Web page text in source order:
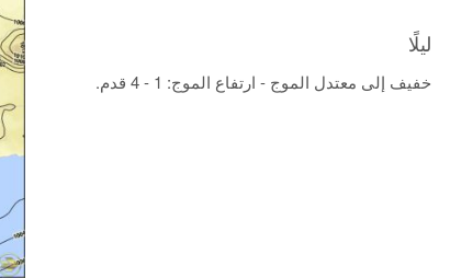
ليلًا
خفيف إلى معتدل الموج - ارتفاع الموج: 1 - 4 قدم.